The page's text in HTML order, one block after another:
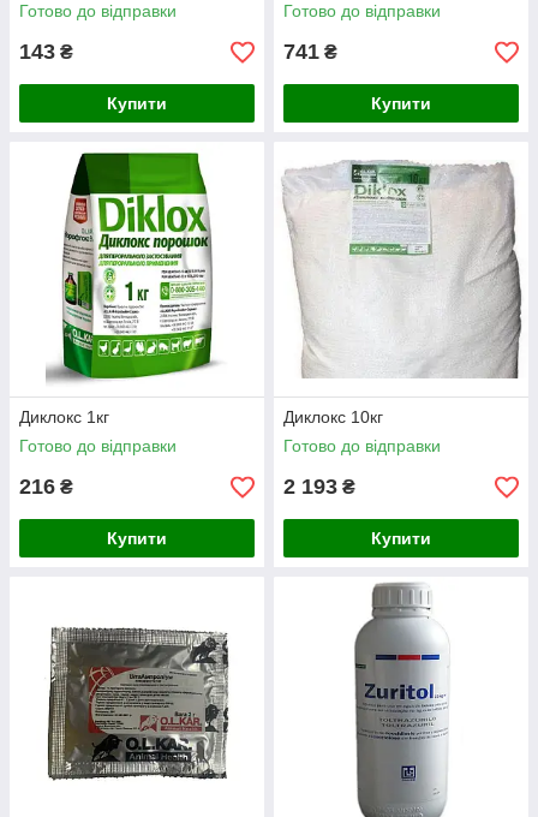
Готово до відправки
143 ₴
Купити
Готово до відправки
741 ₴
Купити
Диклокс 1кг
Готово до відправки
216 ₴
Купити
Диклокс 10кг
Готово до відправки
2 193 ₴
Купити